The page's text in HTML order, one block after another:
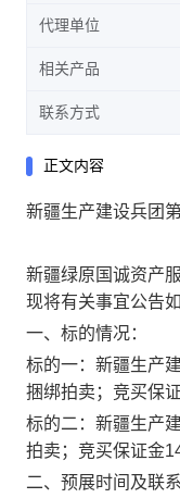
代理单位
相关产品
联系方式
正文内容
新疆生产建设兵团
新疆绿原国诚资产
现将有关事宜公告如
一、 标的情况：
标的一：新疆生产
捆绑拍卖；竞买保
标的二：新疆生产
拍卖；竞买保证金
二、预展时间及联系